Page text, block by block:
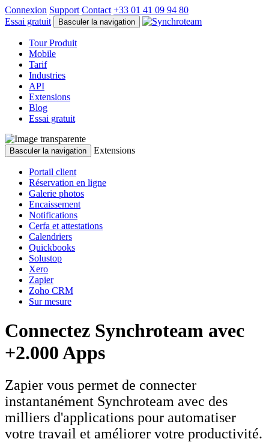
Connexion Support Contact +33 01 41 09 94 80
Essai gratuit
Basculer la navigation
Tour Produit
Mobile
Tarif
Industries
API
Extensions
Blog
Essai gratuit
Basculer la navigation Extensions
Portail client
Réservation en ligne
Galerie photos
Encaissement
Notifications
Cerfa et attestations
Calendriers
Quickbooks
Solustop
Xero
Zapier
Zoho CRM
Sur mesure
Connectez Synchroteam avec
+2.000 Apps
Zapier vous permet de connecter
instantanément Synchroteam avec des
milliers d'applications pour automatiser
votre travail et améliorer votre productivité.